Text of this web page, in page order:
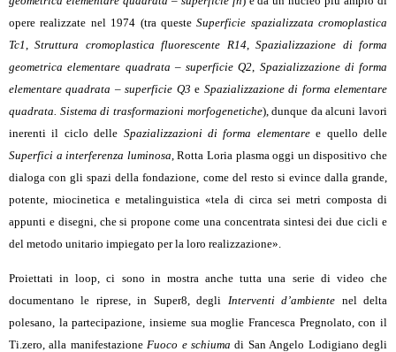
opere realizzate nel 1974 (tra questeSuperficie spazializzata cromoplastica
Tc1
,Struttura cromoplastica fluorescente R14,Spazializzazione di forma
geometrica elementare quadrata – superficie Q2 Spazializzazione di forma
elementare quadrata – superficie Q3 e Spazializzazione di forma elementare
quadrata. Sistema di trasformazioni morfogenetiche), dunque da alcuni lavori
inerenti il ciclo delle Spazializzazioni di forma elementaree quello delle
Superfici a interferenza luminosa , Rotta Loria plasma oggi un dispositivo che
dialoga con gli spazi della fondazione, come del resto si evince dalla grande,
potente, miocinetica e metalinguistica «tela di circa sei metri composta di
appunti e disegni, che si propone come una concentrata sintesi dei due cicli e
del metodo unitario impiegato per la loro realizzazione».
Proiettati in loop, ci sono in mostra anche tutta una serie di video che
documentano le riprese, in Super8, degli Interventi d’ambiente nel delta
polesano, la partecipazione, insieme sua moglie Francesca Pregnolato, con il
Ti.zero, alla manifestazione Fuoco e schiuma di San Angelo Lodigiano degli